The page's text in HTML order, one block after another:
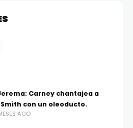
Carney chantajea a
con un oleoducto.
AGO